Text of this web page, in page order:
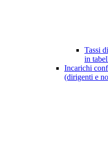
Tassi
in
Incarichi
(dirigenti e